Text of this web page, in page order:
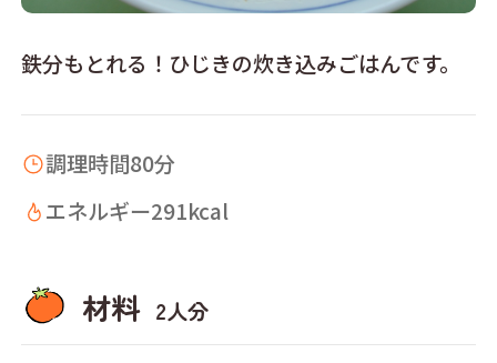
鉄分もとれる！ひじきの炊き込みごはんです。
調理時間80分
エネルギー291kcal
材料 2人分